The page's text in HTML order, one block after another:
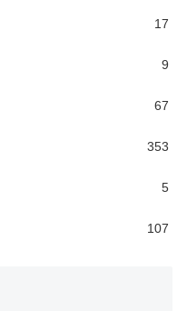
17
9
67
353
5
107